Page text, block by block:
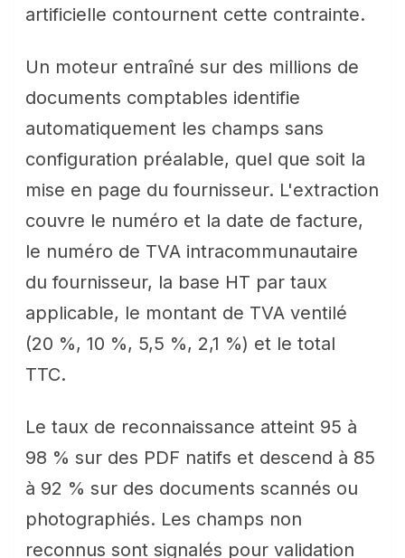
artificielle contournent cette contrainte.
Un moteur entraîné sur des millions de
documents comptables identifie
automatiquement les champs sans
configuration préalable, quel que soit la
mise en page du fournisseur. L'extraction
couvre le numéro et la date de facture,
le numéro de TVA intracommunautaire
du fournisseur, la base HT par taux
applicable, le montant de TVA ventilé
(20 %, 10 %, 5,5 %, 2,1 %) et le total
TTC.
Le taux de reconnaissance atteint 95 à
98 % sur des PDF natifs et descend à 85
à 92 % sur des documents scannés ou
photographiés. Les champs non
reconnus sont signalés pour validation